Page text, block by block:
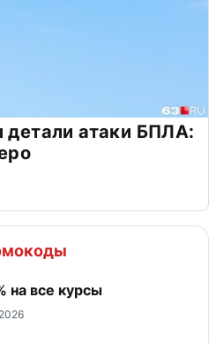
детали атаки БПЛА:
на все курсы